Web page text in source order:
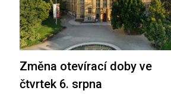
Změna otevírací doby ve
čtvrtek 6. srpna